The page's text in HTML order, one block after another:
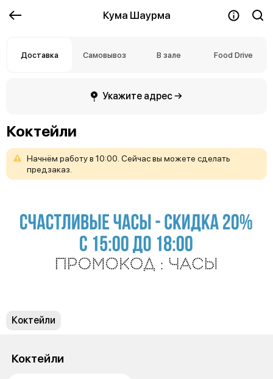
Кума Шаурма
Доставка Самовывоз В зале Food Drive
Укажите адрес →
Коктейли
Начнём работув 10:00. Сейчасвы можете сделать
предзаказ.
Коктейли
Коктейли